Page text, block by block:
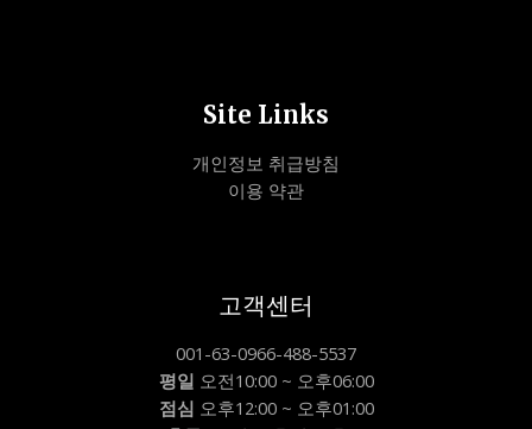
Site Links
개인정보 취급방침
이용 약관
고객센터
001-63-0966-488-5537
평일 오전10:00 ~ 오후06:00
점심 오후12:00 ~ 오후01:00